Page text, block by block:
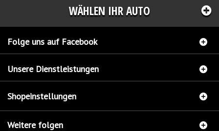
WÄHLEN IHR AUTO
Folge uns auf Facebook
Unsere Dienstleistungen
Shopeinstellungen
Weitere folgen